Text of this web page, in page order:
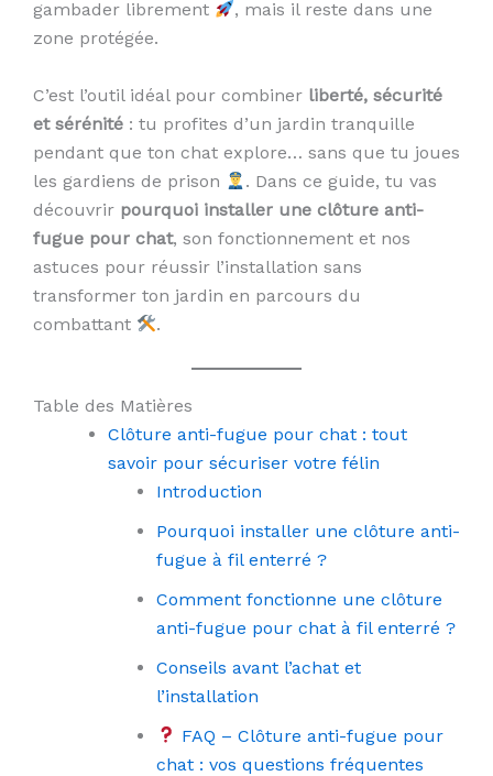
gambader librement
, mais il reste dans une
zone protégée.
C’est l’outil idéal pour combiner liberté, sécurité
et sérénité : tu profites d’un jardin tranquille
pendant que ton chat explore… sans que tu joues
les gardiens de prison
. Dans ce guide, tu vas
découvrir pourquoi installer une clôture anti-
fugue pour chat, son fonctionnement et nos
astuces pour réussir l’installation sans
transformer ton jardin en parcours du
combattant
.
Table des Matières
Clôture anti-fugue pour chat : tout
savoir pour sécuriser votre félin
Introduction
Pourquoi installer une clôture anti-
fugue à fil enterré ?
Comment fonctionne une clôture
anti-fugue pour chat à fil enterré ?
Conseils avant l’achat et
l’installation
FAQ – Clôture anti-fugue pour
chat : vos questions fréquentes